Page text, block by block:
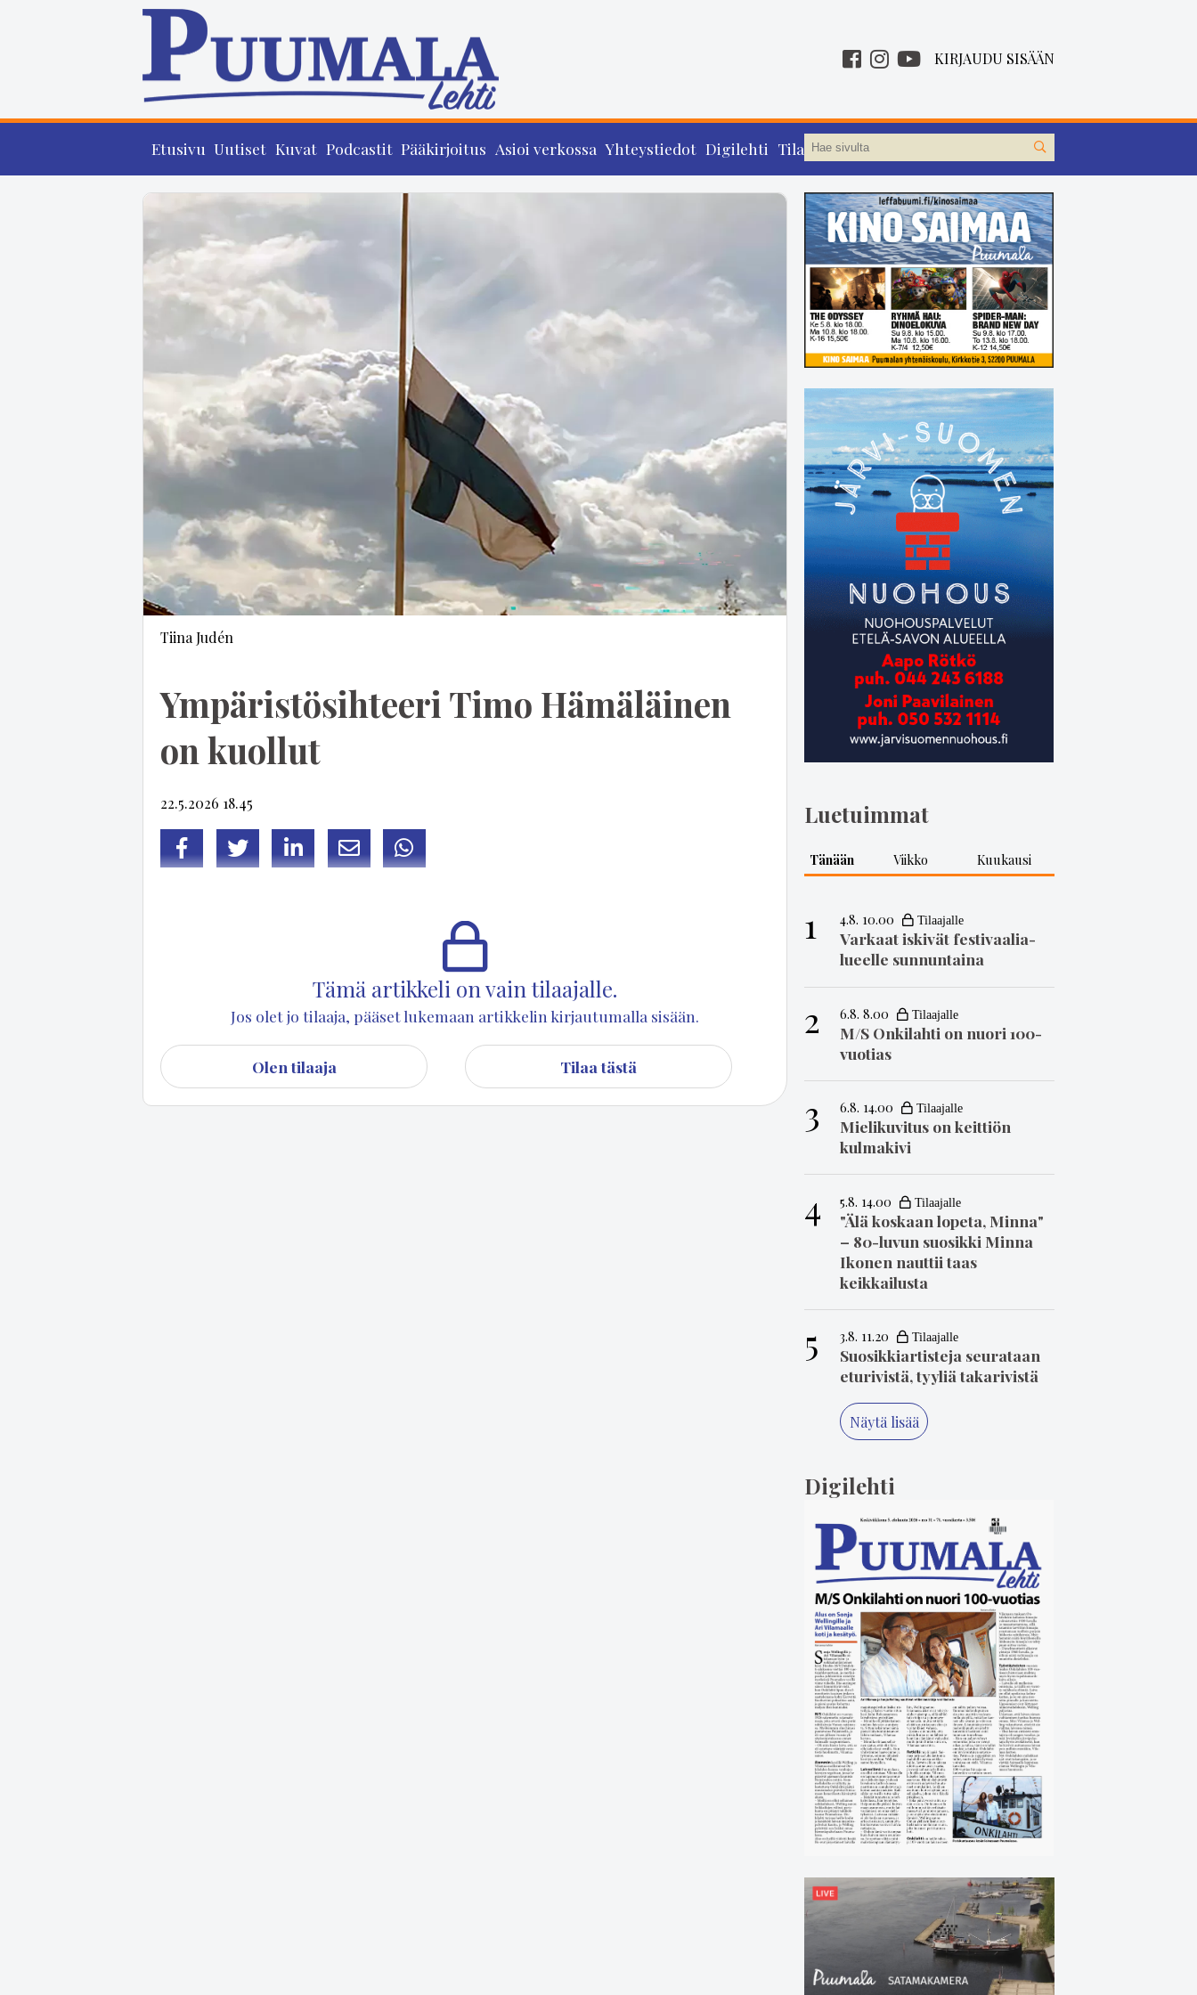
KIRJAUDU SISÄÄN
Etusivu Uutiset Kuvat Podcastit Pääkirjoitus Asioi verkossa Yhteystiedot Digilehti Tilaa
Tiina Judén
Ympäristösihteeri Timo Hämäläinen
on kuollut
22.5.2026 18.45
FacebookTwitterLinkedInSähköpostiWhatsapp
Tämä artikkeli on vain tilaajalle.
Jos olet jo tilaaja, pääset lukemaan artikkelin kirjautumalla sisään.
Olen tilaaja Tilaa tästä
Luetuimmat
Tänään Viikko Kuukausi
1 4.8. 10.00
Varkaat iskivät festivaa­li­a­
lueelle sunnuntaina
2 6.8. 8.00
M/S Onkilahti on nuori 100-
vuotias
3 6.8. 14.00
Mielikuvitus on keittiön
kulmakivi
4 5.8. 14.00
"Älä koskaan lopeta, Minna"
– 80-luvun suosikki Minna
Ikonen nauttii taas
keikkailusta
5 3.8. 11.20
Suosikkiartisteja seurataan
eturivistä, tyyliä takarivistä
Näytä lisää
Digilehti